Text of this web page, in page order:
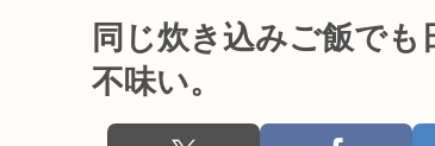
同じ炊き込みご飯で
不味い。